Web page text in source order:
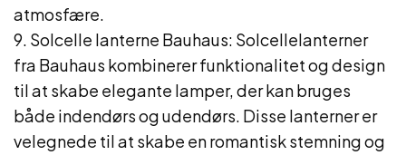
atmosfære.
9. Solcelle lanterne Bauhaus: Solcellelanterner
fra Bauhaus kombinerer funktionalitet og design
til at skabe elegante lamper, der kan bruges
både indendørs og udendørs. Disse lanterner er
velegnede til at skabe en romantisk stemning og